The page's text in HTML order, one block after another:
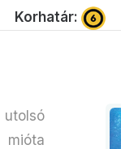
Korhatár:
utolsó
mióta